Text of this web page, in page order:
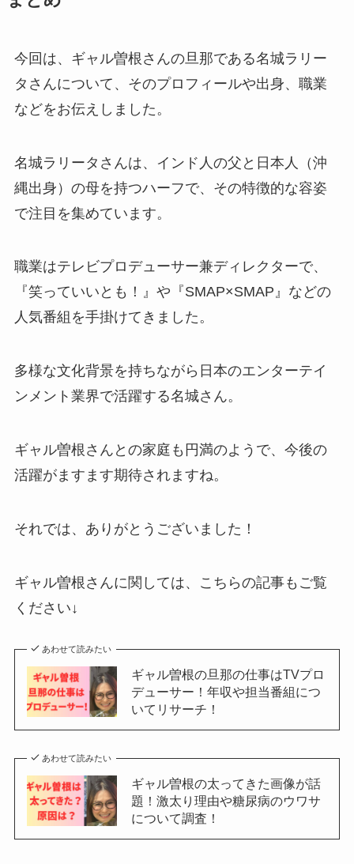
今回は、ギャル曽根さんの旦那である名城ラリー
タさんについて、そのプロフィールや出身、職業
などをお伝えしました。
名城ラリータさんは、インド人の父と日本人（沖
縄出身）の母を持つハーフで、その特徴的な容姿
で注目を集めています。
職業はテレビプロデューサー兼ディレクターで、
『笑っていいとも！』や『SMAP×SMAP』などの
人気番組を手掛けてきました。
多様な文化背景を持ちながら日本のエンターテイ
ンメント業界で活躍する名城さん。
ギャル曽根さんとの家庭も円満のようで、今後の
活躍がますます期待されますね。
それでは、ありがとうございました！
ギャル曽根さんに関しては、こちらの記事もご覧
ください↓
あわせて読みたい
ギャル曽根の旦那の仕事はTVプロ
デューサー！年収や担当番組につ
いてリサーチ！
あわせて読みたい
ギャル曽根の太ってきた画像が話
題！激太り理由や糖尿病のウワサ
について調査！